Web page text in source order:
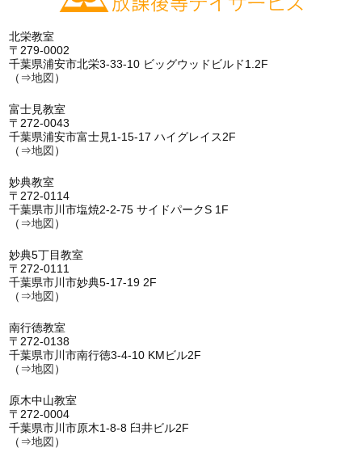
北栄教室
〒279-0002
千葉県浦安市北栄3-33-10 ビッグウッドビルド1.2F
（⇒地図 ）
富士見教室
〒272-0043
千葉県浦安市富士見1-15-17 ハイグレイス2F
（⇒地図 ）
妙典教室
〒272-0114
千葉県市川市塩焼2-2-75 サイドパークS 1F
（⇒地図 ）
妙典5丁目教室
〒272-0111
千葉県市川市妙典5-17-19 2F
（⇒地図 ）
南行徳教室
〒272-0138
千葉県市川市南行徳3-4-10 KMビル2F
（⇒地図 ）
原木中山教室
〒272-0004
千葉県市川市原木1-8-8 臼井ビル2F
（⇒地図 ）